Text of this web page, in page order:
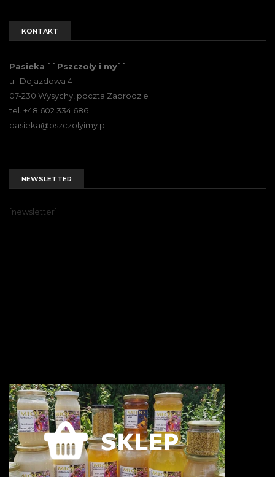
KONTAKT
Pasieka ``Pszczoły i my``
ul. Dojazdowa 4
07-230 Wysychy, poczta Zabrodzie
tel. +48 602 334 686
pasieka@pszczolyimy.pl
NEWSLETTER
[newsletter]